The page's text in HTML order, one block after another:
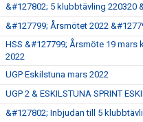
&#127802; 5 klubbtävling 220320
&#127799; Årsmötet 2022
HSS &#127799; Årsmöte 19 mars
2022
UGP Eskilstuna mars 2022
UGP 2 & ESKILSTUNA SPRINT
&#127802; Inbjudan till 5